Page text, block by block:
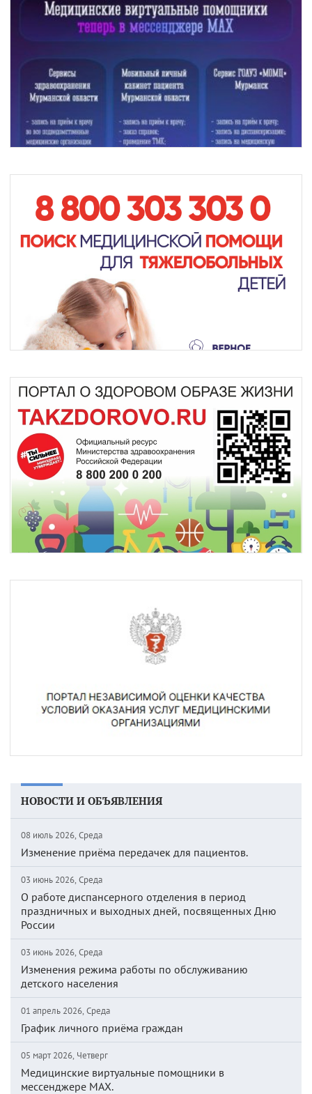
НОВОСТИ И ОБЪЯВЛЕНИЯ
08 июль 2026, Среда
Изменение приёма передачек для пациентов.
03 июнь 2026, Среда
О работе диспансерного отделения в период
праздничных и выходных дней, посвященных Дню
России
03 июнь 2026, Среда
Изменения режима работы по обслуживанию
детского населения
01 апрель 2026, Среда
График личного приёма граждан
05 март 2026, Четверг
Медицинские виртуальные помощники в
мессенджере MAX.